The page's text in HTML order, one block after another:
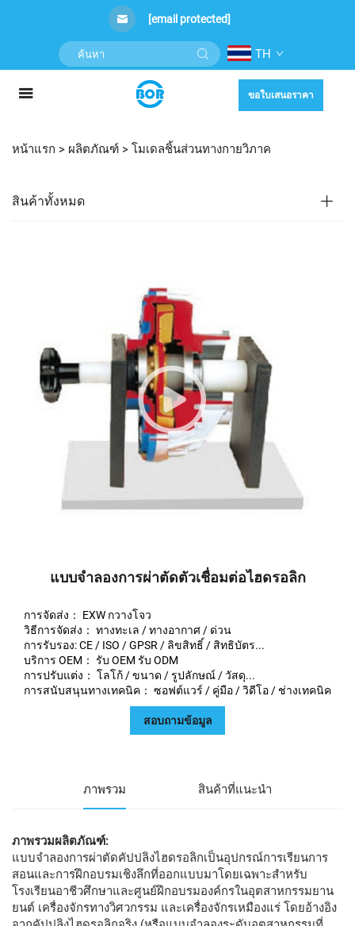
[email protected]
TH
ขอใบเสนอราคา
หน้าแรก > ผลิตภัณฑ์ > โมเดลชิ้นส่วนทางกายวิภาค
สินค้าทั้งหมด
แบบจำลองการผ่าตัดตัวเชื่อมต่อไฮดรอลิก
การจัดส่ง： EXW กวางโจว
วิธีการจัดส่ง： ทางทะเล / ทางอากาศ / ด่วน
การรับรอง: CE / ISO / GPSR / ลิขสิทธิ์ / สิทธิบัตร...
บริการ OEM： รับ OEM รับ ODM
การปรับแต่ง： โลโก้ / ขนาด / รูปลักษณ์ / วัสดุ...
การสนับสนุนทางเทคนิค： ซอฟต์แวร์ / คู่มือ / วิดีโอ / ช่างเทคนิค
สอบถามข้อมูล
ภาพรวม สินค้าที่แนะนำ
ภาพรวมผลิตภัณฑ์:
แบบจำลองการผ่าตัดคัปปลิงไฮดรอลิกเป็นอุปกรณ์การเรียนการ
สอนและการฝึกอบรมเชิงลึกที่ออกแบบมาโดยเฉพาะสำหรับ
โรงเรียนอาชีวศึกษาและศูนย์ฝึกอบรมองค์กรในอุตสาหกรรมยาน
ยนต์ เครื่องจักรทางวิศวกรรม และเครื่องจักรเหมืองแร่ โดยอ้างอิง